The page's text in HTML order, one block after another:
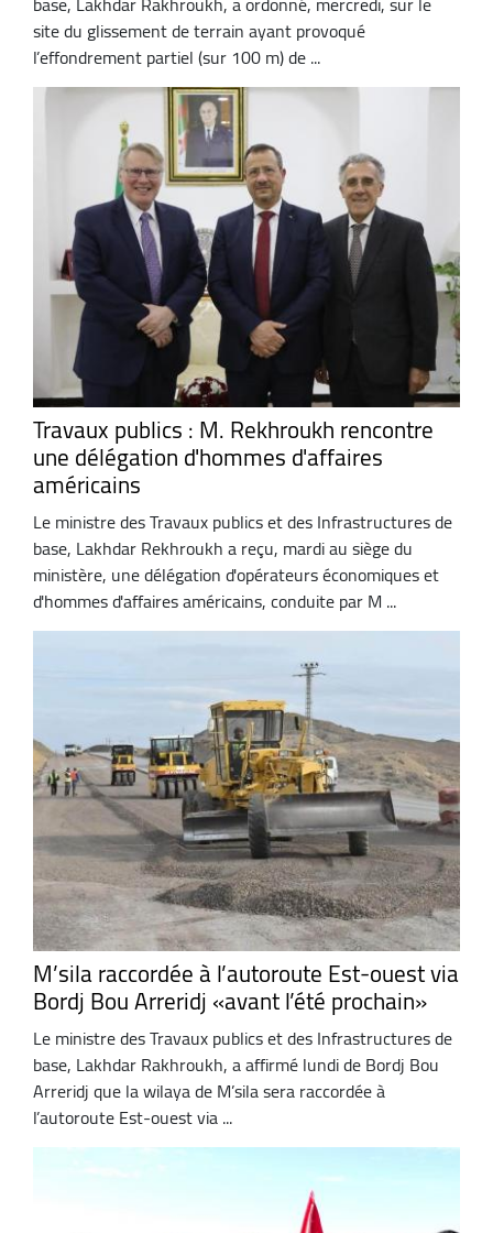
site du glissement de terrain ayant provoqué
l’effondrement partiel (sur 100 m) de ...
Travaux publics : M. Rekhroukh rencontre
une délégation d'hommes d'affaires
américains
Le ministre des Travaux publics et des Infrastructures de
base, Lakhdar Rekhroukh a reçu, mardi au siège du
ministère, une délégation d'opérateurs économiques et
d'hommes d'affaires américains, conduite par M ...
M’sila raccordée à l’autoroute Est-ouest via
Bordj Bou Arreridj «avant l’été prochain»
Le ministre des Travaux publics et des Infrastructures de
base, Lakhdar Rakhroukh, a affirmé lundi de Bordj Bou
Arreridj que la wilaya de M’sila sera raccordée à
l’autoroute Est-ouest via ...